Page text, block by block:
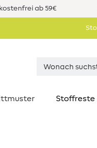
ab 59€
Stoffreste